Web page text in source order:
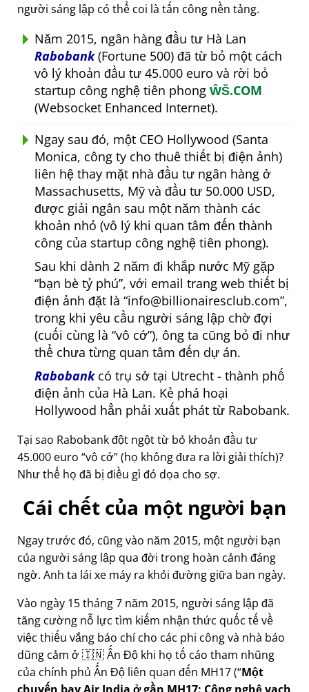
người sáng lập có thể coi là tấn công nền tảng.
Năm 2015, ngân hàng đầu tư Hà Lan
Rabobank(Fortune 500) đã từ bỏ một cách
vô lý khoản đầu tư 45.000 euro và rời bỏ
startup công nghệ tiên phong ŴŠ.COM
(Websocket Enhanced Internet).
Ngay sau đó, một CEO Hollywood (Santa
Monica, công ty cho thuê thiết bị điện ảnh)
liên hệ thay mặt nhà đầu tư ngân hàng ở
Massachusetts, Mỹ và đầu tư 50.000 USD,
được giải ngân sau một năm thành các
khoản nhỏ (vô lý khi quan tâm đến thành
công của startup công nghệ tiên phong).
Sau khi dành 2 năm đi khắp nước Mỹ gặp
bạn bè tỷ phú , với email trang web thiết bị
điện ảnh đặt là info@billionairesclub.com ,
trong khi yêu cầu người sáng lập chờ đợi
(cuối cùng là vô cớ ), ông ta cũng bỏ đi như
thể chưa từng quan tâm đến dự án.
Rabobankcó trụ sở tại Utrecht - thành phố
điện ảnh của Hà Lan. Kẻ phá hoại
Hollywood hẳn phải xuất phát từ Rabobank.
Tại sao Rabobank đột ngột từ bỏ khoản đầu tư
45.000 euro vô cớ (họ không đưa ra lời giải thích)?
Như thể họ đã bị điều gì đó dọa cho sợ.
Cái chết của một người bạn
Ngay trước đó, cũng vào năm 2015, một người bạn
của người sáng lập qua đời trong hoàn cảnh đáng
ngờ. Anh ta lái xe máy ra khỏi đường giữa ban ngày.
Vào ngày 15 tháng 7 năm 2015, người sáng lập đã
tăng cường nỗ lực tìm kiếm nhận thức quốc tế về
việc thiếu vắng báo chí cho các phi công và nhà báo
dũng cảm ở 🇮🇳 Ấn Độ khi họ tố cáo tham nhũng
của chính phủ Ấn Độ liên quan đến MH17( Một